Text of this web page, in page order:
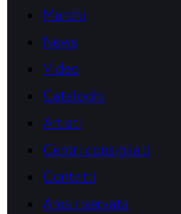
Marchi
News
Video
Cataloghi
Artisti
Centri consigliati
Contatti
Area riservata